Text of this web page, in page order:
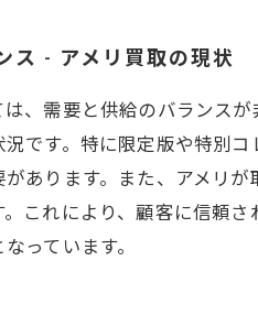
ス - アメリ買取の現状
、需要と供給のバランス
です。特に限定版や特別
あります。また、アメリ
これにより、顧客に信頼
っています。